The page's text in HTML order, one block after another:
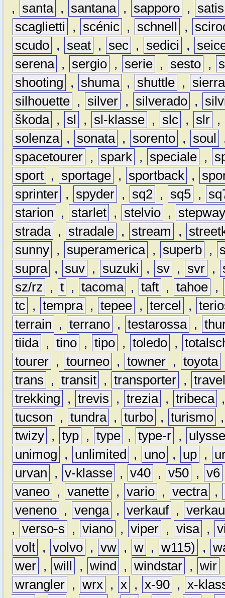
,
santa , santana , sapporo ,
satis
scaglietti
, scénic , schnell ,
scudo , seat , sec , sedici ,
serena , sergio , serie , sesto ,
shooting
, shuma , shuttle ,
sierra
silhouette , silver , silverado ,
škoda , sl , sl-klasse , slc , slr ,
solenza , sonata , sorento , soul
spacetourer , spark , speciale ,
sport , sportage , sportback ,
sprinter , spyder , sq2 , sq5 ,
starion
, starlet , stelvio ,
strada , stradale , stream ,
sunny , superamerica , superb ,
supra , suv , suzuki , sv , svr ,
sz/rz
, t , tacoma , taft , tahoe ,
tc , tempra , tepee , tercel ,
terrain
, terrano , testarossa ,
tiida , tino , tipo , toledo ,
tourer , tourneo , towner , toyota
trans
, transit , transporter ,
trekking
, trevis , trezia , tribeca
tucson
, tundra , turbo , turismo
twizy , typ , type , type-r ,
unimog
, unlimited , uno , up ,
urvan
, v-klasse , v40 , v50 , v6
vaneo , vanette , vario , vectra ,
veneno , venga , verkauf ,
, verso-s , viano , viper , visa ,
volt , volvo , vw , w , w115) ,
wer , will , wind , windstar , wir
wrangler , wrx , x , x-90 , x-